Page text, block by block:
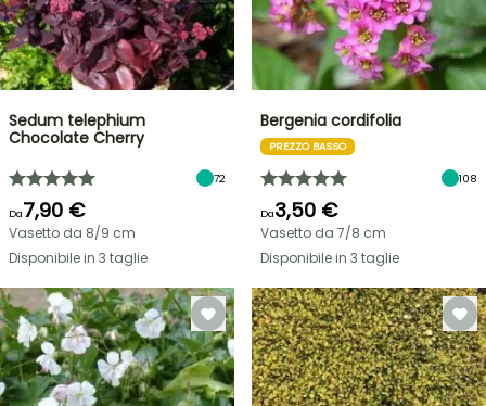
Sedum telephium
Chocolate Cherry
72
Da7,90 €
Vasetto da 8/9 cm
Disponibile in 3 taglie
Bergenia cordifolia
PREZZO BASSO
108
Da3,50 €
Vasetto da 7/8 cm
Disponibile in 3 taglie